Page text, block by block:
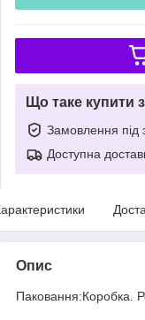
Що таке купити
Замовлення під
Доступна
Опис
Паковання:Коробка.